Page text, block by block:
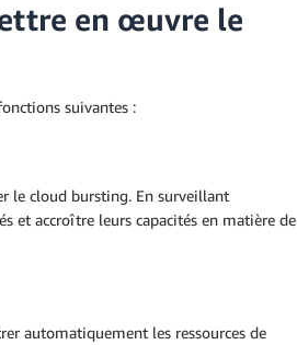
en œuvre le
suivantes :
le cloud bursting. En surveillant
et accroître leurs capacités en matière de
automatiquement les ressources de